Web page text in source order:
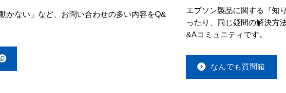
かない」など、お問い合わせの多い内容をQ&
エプソン製品に関する『知
ったり、同じ疑問の解決方
&Aコミュニティです。
なんでも質問箱